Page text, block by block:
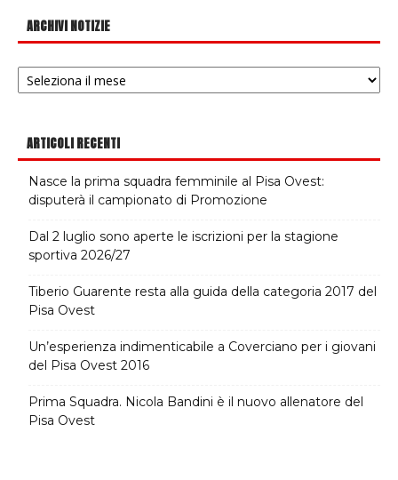
ARCHIVI NOTIZIE
Archivi
notizie
ARTICOLI RECENTI
Nasce la prima squadra femminile al Pisa Ovest:
disputerà il campionato di Promozione
Dal 2 luglio sono aperte le iscrizioni per la stagione
sportiva 2026/27
Tiberio Guarente resta alla guida della categoria 2017 del
Pisa Ovest
Un’esperienza indimenticabile a Coverciano per i giovani
del Pisa Ovest 2016
Prima Squadra. Nicola Bandini è il nuovo allenatore del
Pisa Ovest